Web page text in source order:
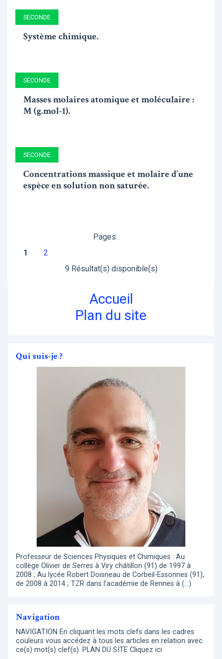
SECONDE
Système chimique.
SECONDE
Masses molaires atomique et moléculaire :
M (g.mol-1).
SECONDE
Concentrations massique et molaire d’une
espèce en solution non saturée.
Pages:
1
2
9 Résultat(s) disponible(s)
Accueil
Plan du site
Qui suis-je ?
Professeur de Sciences Physiques et Chimiques : Au
collège Olivier de Serres à Viry châtillon (91) de 1997 à
2008 ; Au lycée Robert Doisneau de Corbeil-Essonnes (91),
de 2008 à 2014 ; TZR dans l’académie de Rennes à (…)
Navigation
NAVIGATION En cliquant les mots clefs dans les cadres
couleurs vous accédez à tous les articles en relation avec
ce(s) mot(s) clef(s). PLAN DU SITE Cliquez ici